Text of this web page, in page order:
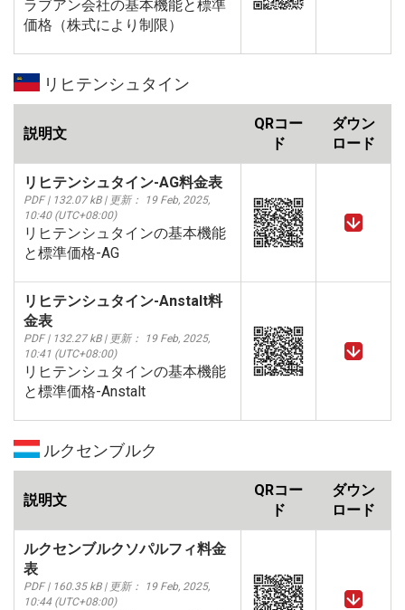
ラブアン会社の基本機能と標準
価格（株式により制限）
リヒテンシュタイン
説明文
QRコー
ド
ダウン
ロード
リヒテンシュタイン-AG料金表
PDF | 132.07 kB | 更新： 19 Feb, 2025,
10:40 (UTC+08:00)
リヒテンシュタインの基本機能
と標準価格-AG
リヒテンシュタイン-Anstalt料
金表
PDF | 132.27 kB | 更新： 19 Feb, 2025,
10:41 (UTC+08:00)
リヒテンシュタインの基本機能
と標準価格-Anstalt
ルクセンブルク
説明文
QRコー
ド
ダウン
ロード
ルクセンブルクソパルフィ料金
表
PDF | 160.35 kB | 更新： 19 Feb, 2025,
10:44 (UTC+08:00)